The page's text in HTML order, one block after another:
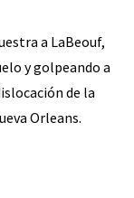
a LaBeouf,
y golpeando a
de la
Orleans.